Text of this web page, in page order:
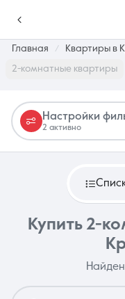
Избранное
0 объявлений
Недвижимость
Главная Квартиры в
2-комнатные квартиры
Настройки
2 активно
Купить 2-